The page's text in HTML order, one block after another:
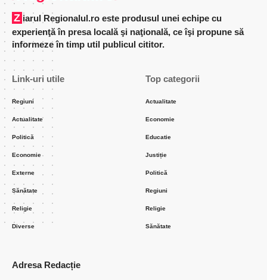
Ziarul Regionalul.ro este produsul unei echipe cu
experienţă în presa locală şi naţională, ce îşi propune să
informeze în timp util publicul cititor.
Link-uri utile
Regiuni
Actualitate
Politică
Economie
Externe
Sănătate
Religie
Diverse
Top categorii
Actualitate
Economie
Educatie
Justiție
Politică
Regiuni
Religie
Sănătate
Adresa Redacție